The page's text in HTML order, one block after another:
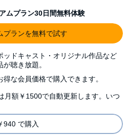
ムプラン30日間無料体験
プランを無料で試す
ッドキャスト・オリジナル作品など
聴き放題。
な会員価格で購入できます。
月額￥1500で自動更新します。いつ
940 で購入